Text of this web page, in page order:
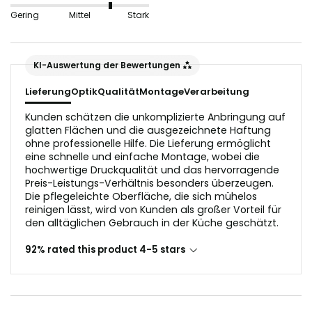
nicht geeignet, da sie die Lichtreflektion in der
Der Untergrund sollte vor dem Anbringen staub- und
Gering Mittel Stark
KI-Auswertung der Bewertungen
LieferungOptikQualitätMontageVerarbeitung
Kunden schätzen die unkomplizierte Anbringung auf
glatten Flächen und die ausgezeichnete Haftung
ohne professionelle Hilfe. Die Lieferung ermöglicht
eine schnelle und einfache Montage, wobei die
hochwertige Druckqualität und das hervorragende
Preis-Leistungs-Verhältnis besonders überzeugen.
Die pflegeleichte Oberfläche, die sich mühelos
reinigen lässt, wird von Kunden als großer Vorteil für
den alltäglichen Gebrauch in der Küche geschätzt.
92% rated this product 4-5 stars